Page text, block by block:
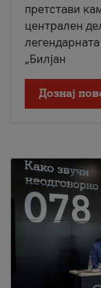
претстави
централен
„Билјан
Дознај